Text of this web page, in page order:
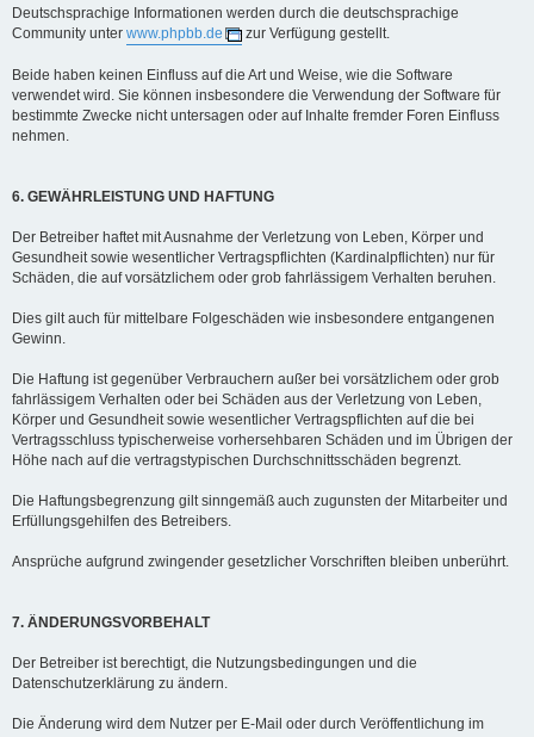
Deutschsprachige Informationen werden durch die deutschsprachige
Community unter www.phpbb.de zur Verfügung gestellt.
Beide haben keinen Einfluss auf die Art und Weise, wie die Software
verwendet wird. Sie können insbesondere die Verwendung der Software für
bestimmte Zwecke nicht untersagen oder auf Inhalte fremder Foren Einfluss
nehmen.
6. GEWÄHRLEISTUNG UND HAFTUNG
Der Betreiber haftet mit Ausnahme der Verletzung von Leben, Körper und
Gesundheit sowie wesentlicher Vertragspflichten (Kardinalpflichten) nur für
Schäden, die auf vorsätzlichem oder grob fahrlässigem Verhalten beruhen.
Dies gilt auch für mittelbare Folgeschäden wie insbesondere entgangenen
Gewinn.
Die Haftung ist gegenüber Verbrauchern außer bei vorsätzlichem oder grob
fahrlässigem Verhalten oder bei Schäden aus der Verletzung von Leben,
Körper und Gesundheit sowie wesentlicher Vertragspflichten auf die bei
Vertragsschluss typischerweise vorhersehbaren Schäden und im Übrigen der
Höhe nach auf die vertragstypischen Durchschnittsschäden begrenzt.
Die Haftungsbegrenzung gilt sinngemäß auch zugunsten der Mitarbeiter und
Erfüllungsgehilfen des Betreibers.
Ansprüche aufgrund zwingender gesetzlicher Vorschriften bleiben unberührt.
7. ÄNDERUNGSVORBEHALT
Der Betreiber ist berechtigt, die Nutzungsbedingungen und die
Datenschutzerklärung zu ändern.
Die Änderung wird dem Nutzer per E-Mail oder durch Veröffentlichung im